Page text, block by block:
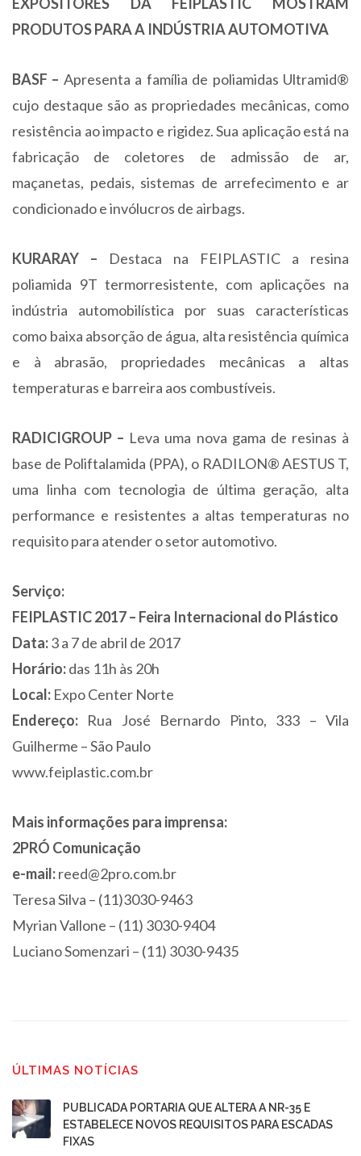
PRODUTOS PARA A INDÚSTRIA AUTOMOTIVA
BASF – Apresenta a família de poliamidas Ultramid®
cujo destaque são as propriedades mecânicas, como
resistência ao impacto e rigidez. Sua aplicação está na
fabricação de coletores de admissão de ar,
maçanetas, pedais, sistemas de arrefecimento e ar
condicionado e invólucros de airbags.
KURARAY – Destaca na FEIPLASTIC a resina
poliamida 9T termorresistente, com aplicações na
indústria automobilística por suas características
como baixa absorção de água, alta resistência química
e à abrasão, propriedades mecânicas a altas
temperaturas e barreira aos combustíveis.
RADICIGROUP – Leva uma nova gama de resinas à
base de Poliftalamida (PPA), o RADILON® AESTUS T,
uma linha com tecnologia de última geração, alta
performance e resistentes a altas temperaturas no
requisito para atender o setor automotivo.
Serviço:
FEIPLASTIC 2017 – Feira Internacional do Plástico
Data:3 a 7 de abril de 2017
Horário:das 11h às 20h
Local: Expo Center Norte
Endereço: Rua José Bernardo Pinto, 333 – Vila
Guilherme – São Paulo
www.feiplastic.com.br
Mais informações para imprensa:
2PRÓ Comunicação
e-mail:reed@2pro.com.br
Teresa Silva – (11)3030-9463
Myrian Vallone – (11) 3030-9404
Luciano Somenzari – (11) 3030-9435
ÚLTIMAS NOTÍCIAS
PUBLICADA PORTARIA QUE ALTERA A NR-35 E
ESTABELECE NOVOS REQUISITOS PARA ESCADAS
FIXAS